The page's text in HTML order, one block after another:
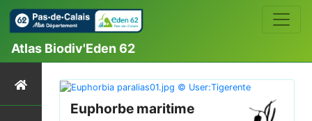
Atlas Biodiv'Eden 62
Euphorbe maritime